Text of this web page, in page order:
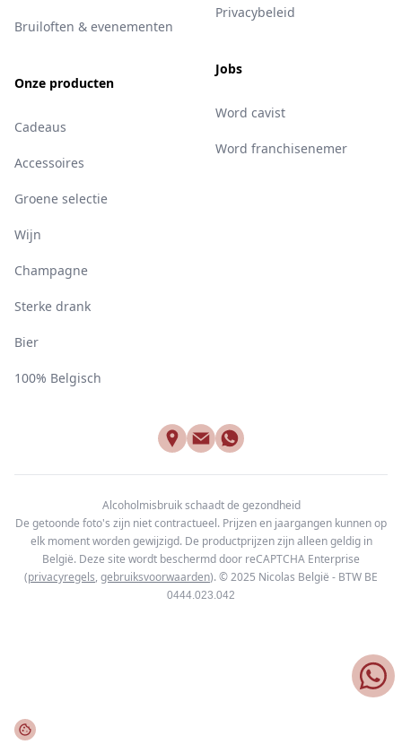
Bruiloften & evenementen
Onze producten
Cadeaus
Accessoires
Groene selectie
Wijn
Champagne
Sterke drank
Bier
100% Belgisch
Privacybeleid
Jobs
Word cavist
Word franchisenemer
Alcoholmisbruik schaadt de gezondheid
De getoonde foto's zijn niet contractueel. Prijzen en jaargangen kunnen op
elk moment worden gewijzigd. De productprijzen zijn alleen geldig in
België. Deze site wordt beschermd door reCAPTCHA Enterprise
(privacyregels, gebruiksvoorwaarden). © 2025 Nicolas België - BTW BE
0444.023.042